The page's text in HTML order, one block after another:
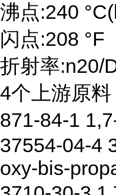
沸点:240
闪点:208 °F
折射率:n20/
4个上游原料
871-84-1
37554-04-4
oxy-bis-